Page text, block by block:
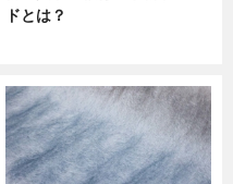
ドとは？